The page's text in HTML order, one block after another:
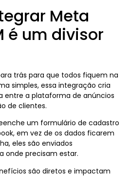
Meta
é um divisor
trás para que todos fiquem na
simples, essa integração cria
a plataforma de anúncios
de clientes.
um formulário de cadastro
em vez de os dados ficarem
eles são enviados
onde precisam estar.
são diretos e impactam